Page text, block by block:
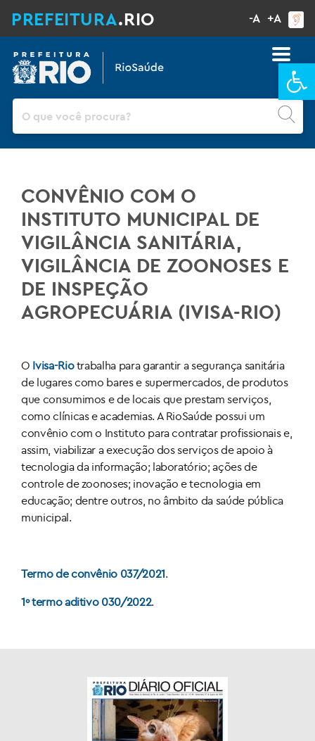
PREFEITURA.RIO -A +A
CONVÊNIO COM O
INSTITUTO MUNICIPAL DE
VIGILÂNCIA SANITÁRIA,
VIGILÂNCIA DE ZOONOSES E
DE INSPEÇÃO
AGROPECUÁRIA (IVISA-RIO)
O Ivisa-Riotrabalha para garantir a segurança sanitária
de lugares como bares e supermercados, de produtos
que consumimos e de locais que prestam serviços,
como clínicas e academias. A RioSaúde possui um
convênio com o Instituto para contratar profissionais e,
assim, viabilizar a execução dos serviços de apoio à
tecnologia da informação; laboratório; ações de
controle de zoonoses; inovação e tecnologia em
educação; dentre outros, no âmbito da saúde pública
municipal.
Termo de convênio 037/2021.
1º termo aditivo 030/2022.